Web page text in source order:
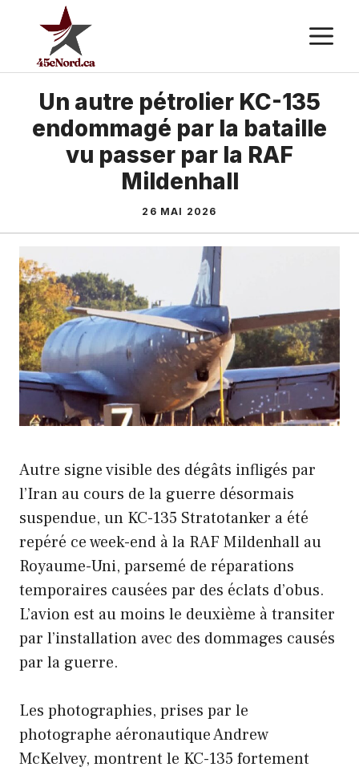
contenu
Un autre pétrolier KC-135
endommagé par la bataille
vu passer par la RAF
Mildenhall
26 MAI 2026
Autre signe visible des dégâts infligés par
l’Iran au cours de la guerre désormais
suspendue, un KC-135 Stratotanker a été
repéré ce week-end à la RAF Mildenhall au
Royaume-Uni, parsemé de réparations
temporaires causées par des éclats d’obus.
L’avion est au moins le deuxième à transiter
par l’installation avec des dommages causés
par la guerre.
Les photographies, prises par le
photographe aéronautique Andrew
McKelvey, montrent le KC-135 fortement